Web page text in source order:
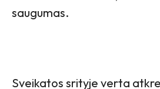
saugumas.
Sveikatos srityje verta